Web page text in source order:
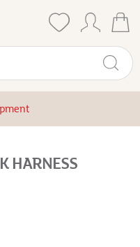
HARNESS